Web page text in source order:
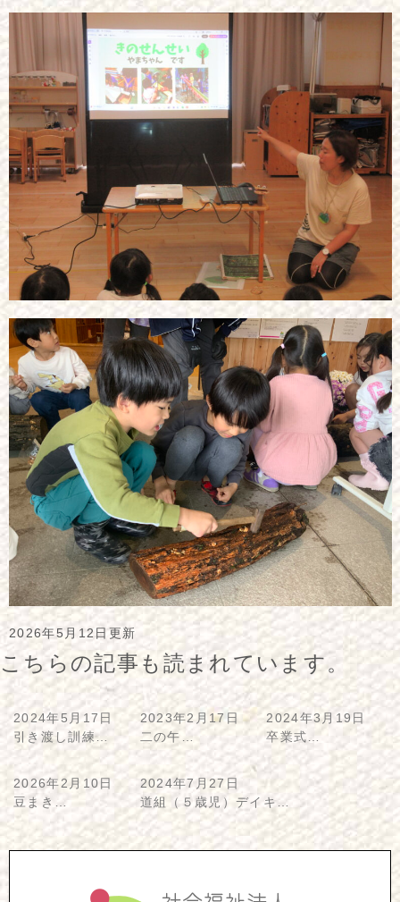
2026年5月12日更新
こちらの記事も読まれています。
2024年5月17日
引き渡し訓練…
2023年2月17日
二の午…
2024年3月19日
卒業式…
2026年2月10日
豆まき…
2024年7月27日
道組（５歳児）デイキ…